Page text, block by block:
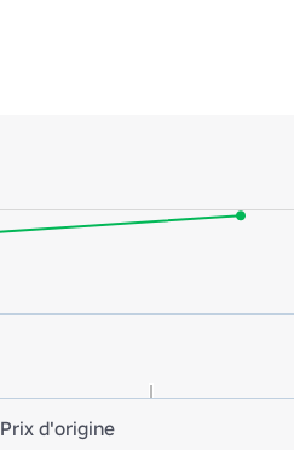
Prix d'origine